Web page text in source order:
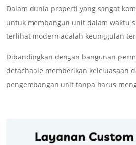
Dalam dunia properti yang sangat
untuk membangun unit dalam waktu
terlihat modern adalah keunggulan
Dibandingkan dengan bangunan
detachable memberikan keleluasaan
pengembangan unit tanpa harus